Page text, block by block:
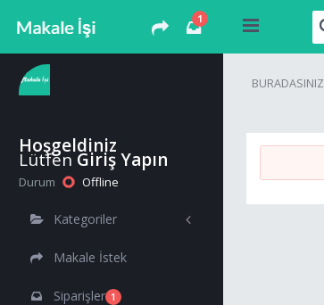
1
Hoşgeldiniz
LütfenGiriş Yapın
Durum Offline
Kategoriler
Makale İstek
Siparişler 1
BURADASINIZ